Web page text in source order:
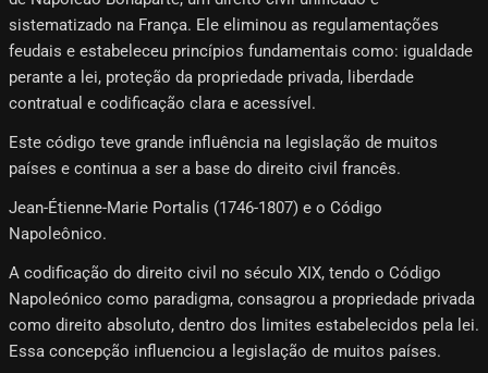
sistematizado na França. Ele eliminou as regulamentações
feudais e estabeleceu princípios fundamentais como: igualdade
perante a lei, proteção da propriedade privada, liberdade
contratual e codificação clara e acessível.
Este código teve grande influência na legislação de muitos
países e continua a ser a base do direito civil francês.
Jean-Étienne-Marie Portalis (1746-1807) e o Código
Napoleônico.
A codificação do direito civil no século XIX, tendo o Código
Napoleónico como paradigma, consagrou a propriedade privada
como direito absoluto, dentro dos limites estabelecidos pela lei.
Essa concepção influenciou a legislação de muitos países.